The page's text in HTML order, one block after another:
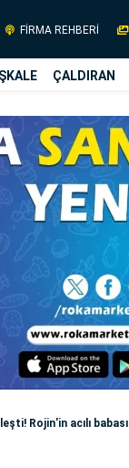
FİRMA REHBERİ
ÇALDIRAN
Rojin'in acılı